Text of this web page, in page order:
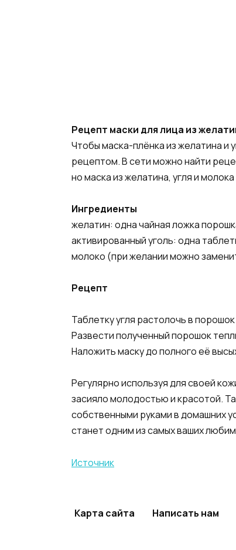
Рецепт маски для лица из
Чтобы маска-плёнка из желатина и
рецептом. В сети можно найти
но маска из желатина, угля и
Ингредиенты
желатин: одна чайная ложка
активированный уголь: одна
молоко (при желании можно
Рецепт
Таблетку угля растолочь в
Развести полученный порошок
Наложить маску до полного её
Регулярно используя для своей
засияло молодостью и красотой.
собственными руками в домашних
станет одним из самых ваших
Источник
Карта сайта Написать нам